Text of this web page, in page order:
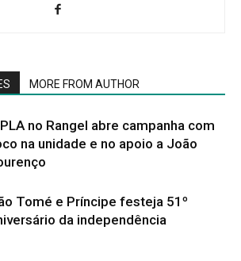
MORE FROM AUTHOR
no Rangel abre campanha com
na unidade e no apoio a João
Tomé e Príncipe festeja 51º
da independência